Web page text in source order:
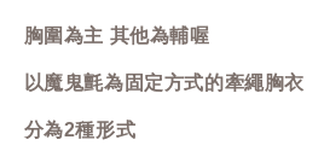
胸圍為主 其他為輔喔
以魔鬼氈為固定方式的牽繩胸衣
分為2種形式